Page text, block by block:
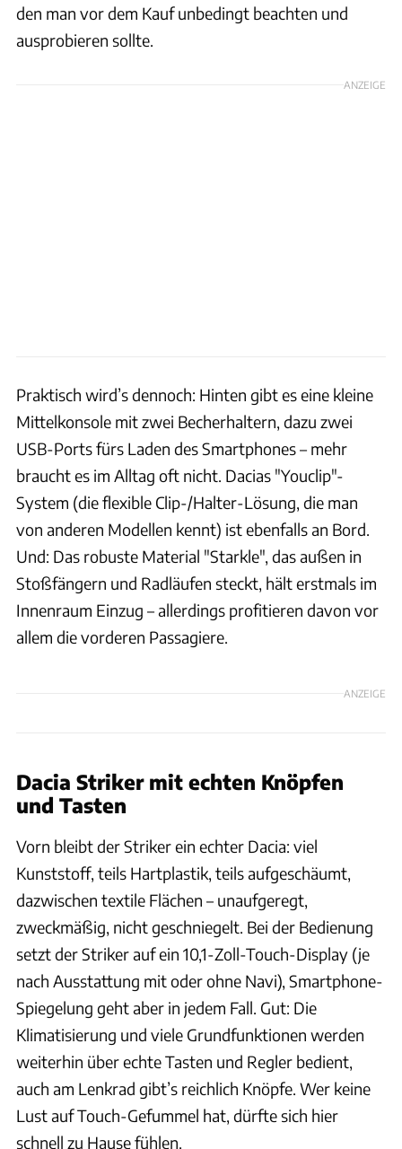
den man vor dem Kauf unbedingt beachten und
ausprobieren sollte.
ANZEIGE
Praktisch wird’s dennoch: Hinten gibt es eine kleine
Mittelkonsole mit zwei Becherhaltern, dazu zwei
USB-Ports fürs Laden des Smartphones – mehr
braucht es im Alltag oft nicht. Dacias "Youclip"-
System (die flexible Clip-/Halter-Lösung, die man
von anderen Modellen kennt) ist ebenfalls an Bord.
Und: Das robuste Material "Starkle", das außen in
Stoßfängern und Radläufen steckt, hält erstmals im
Innenraum Einzug – allerdings profitieren davon vor
allem die vorderen Passagiere.
ANZEIGE
Dacia Striker mit echten Knöpfen
und Tasten
Vorn bleibt der Striker ein echter Dacia: viel
Kunststoff, teils Hartplastik, teils aufgeschäumt,
dazwischen textile Flächen – unaufgeregt,
zweckmäßig, nicht geschniegelt. Bei der Bedienung
setzt der Striker auf ein 10,1-Zoll-Touch-Display (je
nach Ausstattung mit oder ohne Navi), Smartphone-
Spiegelung geht aber in jedem Fall. Gut: Die
Klimatisierung und viele Grundfunktionen werden
weiterhin über echte Tasten und Regler bedient,
auch am Lenkrad gibt’s reichlich Knöpfe. Wer keine
Lust auf Touch-Gefummel hat, dürfte sich hier
schnell zu Hause fühlen.